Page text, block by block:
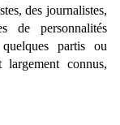
des journalistes,
de personnalités
partis ou
largement connus,